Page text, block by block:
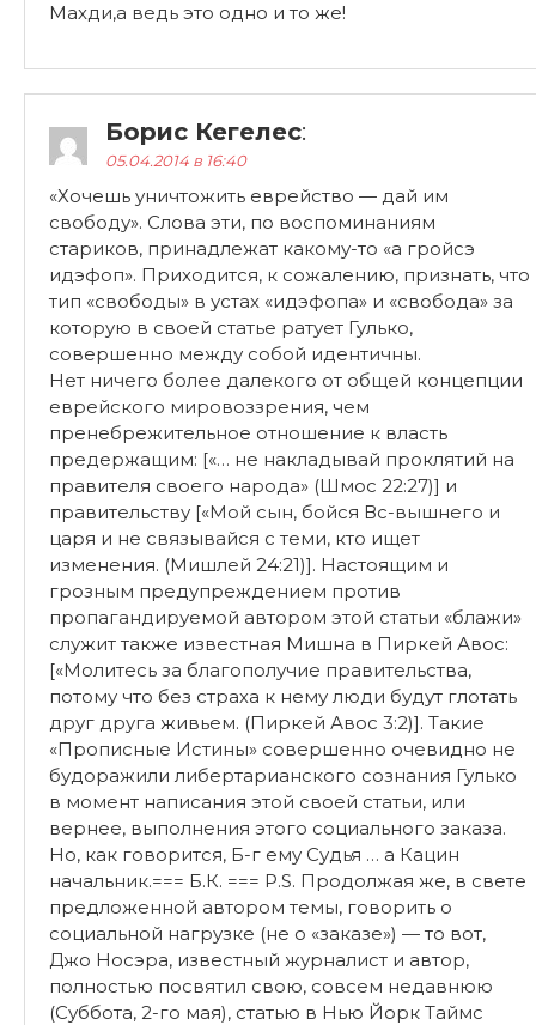
Махди,а ведь это одно и то же!
Борис Кегелес:
05.04.2014 в 16:40
«Хочешь уничтожить еврейство — дай им
свободу». Слова эти, по воспоминаниям
стариков, принадлежат какому-то «а гройсэ
идэфоп». Приходится, к сожалению, признать, что
тип «свободы» в устах «идэфопа» и «свобода» за
которую в своей статье ратует Гулько,
совершенно между собой идентичны.
Нет ничего более далекого от общей концепции
еврейского мировоззрения, чем
пренебрежительное отношение к власть
предержащим: [«… не накладывай проклятий на
правителя своего народа» (Шмос 22:27)] и
правительству [«Мой сын, бойся Вс-вышнего и
царя и не связывайся с теми, кто ищет
изменения. (Мишлей 24:21)]. Настоящим и
грозным предупреждением против
пропагандируемой автором этой статьи «блажи»
служит также известная Мишна в Пиркей Авос:
[«Молитесь за благополучие правительства,
потому что без страха к нему люди будут глотать
друг друга живьем. (Пиркей Авос 3:2)]. Такие
«Прописные Истины» совершенно очевидно не
будоражили либертарианского сознания Гулько
в момент написания этой своей статьи, или
вернее, выполнения этого социального заказа.
Но, как говорится, Б-г ему Судья … а Кацин
начальник.=== Б.К. === P.S. Продолжая же, в свете
предложенной автором темы, говорить о
социальной нагрузке (не о «заказе») — то вот,
Джо Носэра, известный журналист и автор,
полностью посвятил свою, совсем недавнюю
(Суббота, 2-го мая), статью в Нью Йорк Таймс